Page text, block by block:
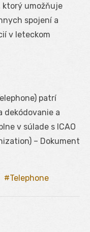
ktorý umožňuje
spojení a
v leteckom
patrí
dekódovanie a
v súlade s ICAO
– Dokument
Telephone